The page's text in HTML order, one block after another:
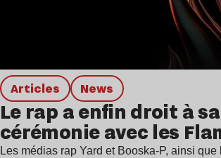
Articles news
Le rap a enfin droit à sa
cérémonie avec les
Les médias rap Yard et Booska-P, ainsi que